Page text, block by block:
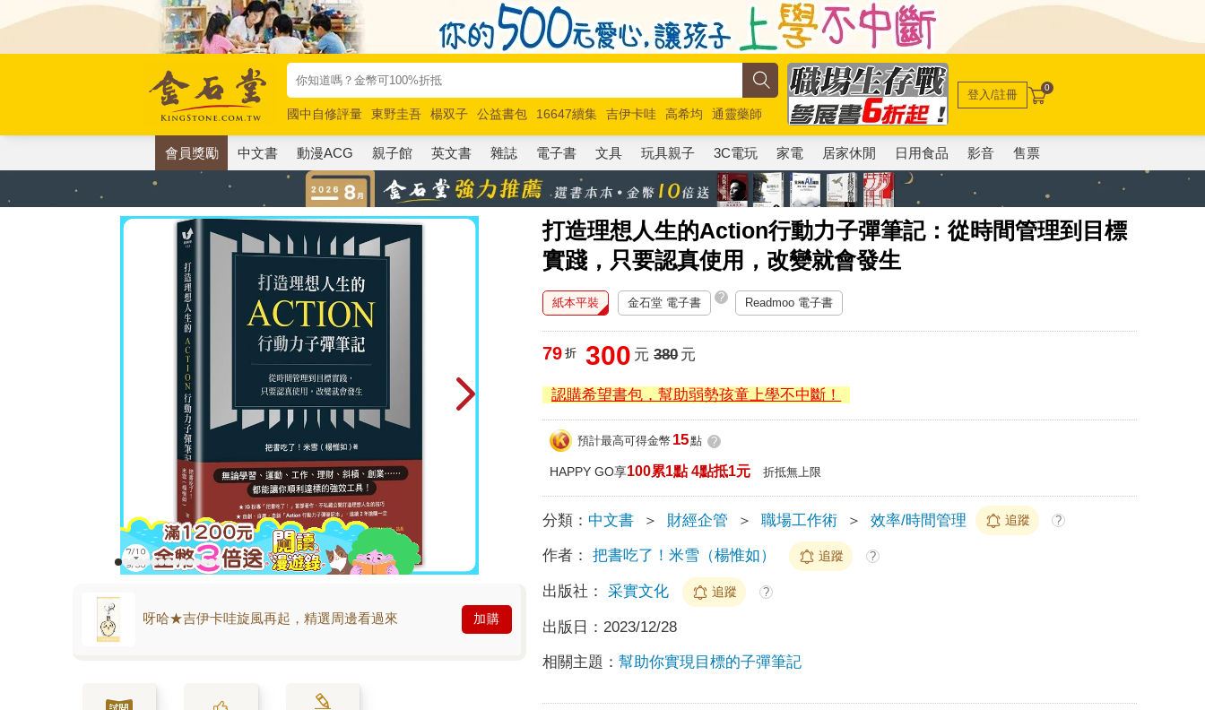
國中自修評量 東野圭吾 楊双子 公益書包 16647續集 吉伊卡哇 高希均
通靈藥師
唯紅花綻放
奧德賽 路邊攤新作 馬斯克 玩具總動員5 超慢跑
登入/註冊 0
會員獎勵 中文書 動漫ACG 親子館 英文書 雜誌 電子書 文具 玩具親子 3C電玩 家電 居家休閒 日用食品 影音 售票
打造理想人生的Action行動力子彈筆記：從時間管理到目標
實踐，只要認真使用，改變就會發生
呀哈★吉伊卡哇旋風再起，精選周邊看過來 加購
紙本平裝 金石堂 電子書 ? Readmoo 電子書
79 折 300 元 380元
認購希望書包，幫助弱勢孩童上學不中斷！
預計最高可得金幣 15點 ?
HAPPY GO享100累1點 4點抵1元 折抵無上限
分類： 中文書 ＞ 財經企管 ＞ 職場工作術 ＞ 效率/時間管理 追蹤 ?
作者： 把書吃了！米雪（楊惟如） 追蹤 ?
出版社： 采實文化 追蹤 ?
出版日： 2023/12/28
相關主題：幫助你實現目標的子彈筆記